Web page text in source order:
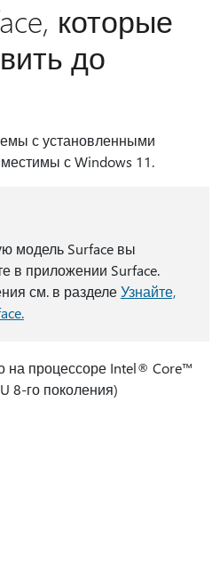
которые
до
с установленными
с Windows 11.
модель Surface вы
в приложении Surface.
см. в разделеУзнайте,
на процессоре Intel® Core™
8-го поколения)